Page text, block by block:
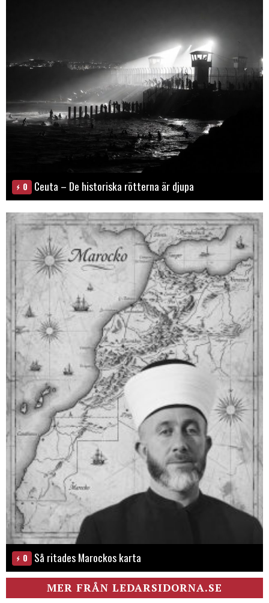
0 Ceuta – De historiska rötterna är djupa
0 Så ritades Marockos karta
MER FRÅN LEDARSIDORNA.SE